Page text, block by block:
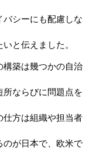
シーにも配慮しな
と伝えました。
築は幾つかの自治
ならびに問題点を
仕方は組織や担当者
のが日本で、欧米で